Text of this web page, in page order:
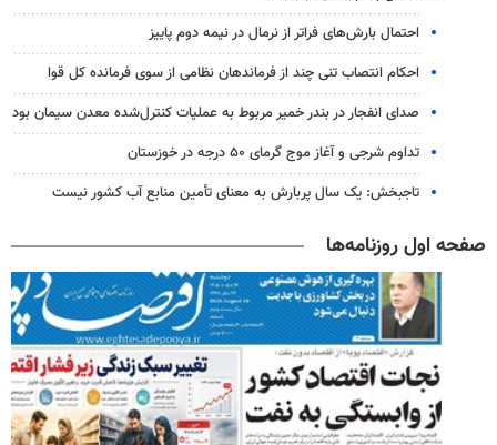
احتمال بارش‌های فراتر از نرمال در نیمه دوم پاییز
احکام انتصاب تنی چند از فرماندهان نظامی از سوی فرمانده کل قوا
صدای انفجار در بندر خمیر مربوط به عملیات کنترل‌شده معدن سیمان بود
تداوم شرجی و آغاز موج گرمای ۵۰ درجه در خوزستان
تاجبخش: یک سال پربارش به معنای تأمین منابع آب کشور نیست
صفحه اول روزنامه‌ها